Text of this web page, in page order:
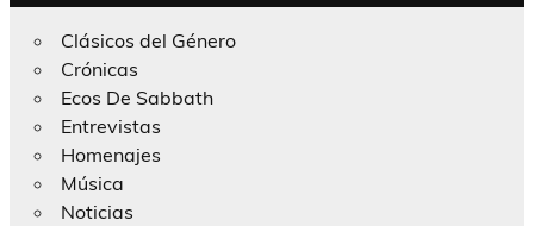
Clásicos del Género
Crónicas
Ecos De Sabbath
Entrevistas
Homenajes
Música
Noticias